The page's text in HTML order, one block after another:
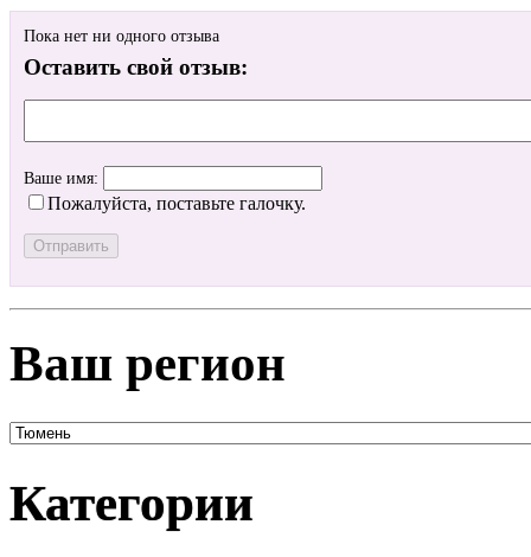
Пока нет ни одного отзыва
Оставить свой отзыв:
Ваше имя:
Пожалуйста, поставьте галочку.
Ваш регион
Категории